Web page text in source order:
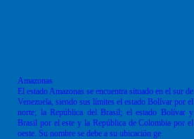
Amazonas
El estado Amazonas se encuentra situado en el sur de
Venezuela, siendo sus límites el estado Bolívar por el
norte; la República del Brasil; el estado Bolívar y
Brasil por el este y la República de Colombia por el
oeste. Su nombre se debe a su ubicación ge